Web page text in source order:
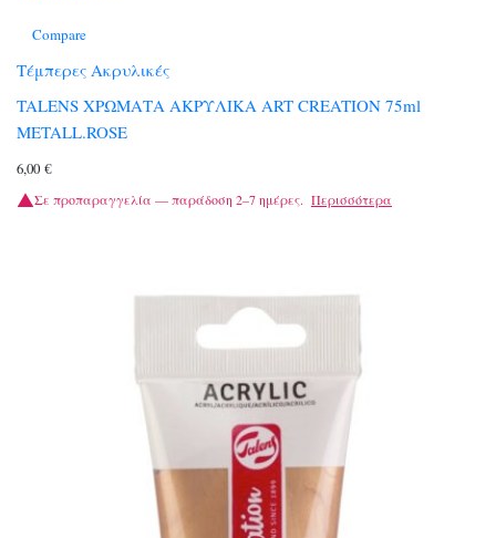
Compare
Τέμπερες Ακρυλικές
TALENS ΧΡΩΜΑΤΑ ΑΚΡΥΛΙΚΑ ART CREATION 75ml
METALL.ROSE
6,00 €
Σε προπαραγγελία — παράδοση 2–7 ημέρες. Περισσότερα